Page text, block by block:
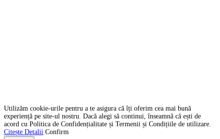
Utilizăm cookie-urile pentru a te asigura că îți oferim cea mai bună
experiență pe site-ul nostru. Dacă alegi să continui, înseamnă că ești de
acord cu Politica de Confidențialitate și Termenii și Condițiile de utilizare.
Citește Detalii Confirm